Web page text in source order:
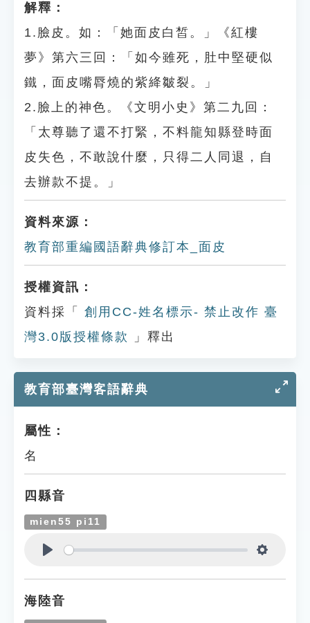
解釋：
1.臉皮。如：「她面皮白皙。」《紅樓
夢》第六三回：「如今雖死，肚中堅硬似
鐵，面皮嘴脣燒的紫絳皺裂。」
2.臉上的神色。《文明小史》第二九回：
「太尊聽了還不打緊，不料龍知縣登時面
皮失色，不敢說什麼，只得二人同退，自
去辦款不提。」
資料來源：
教育部重編國語辭典修訂本_面皮
授權資訊：
資料採「
創用CC-姓名標示- 禁止改作 臺
灣3.0版授權條款
」釋出
教育部臺灣客語辭典
屬性：
名
四縣音
mien55 pi11
海陸音